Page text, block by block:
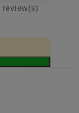
review(s)